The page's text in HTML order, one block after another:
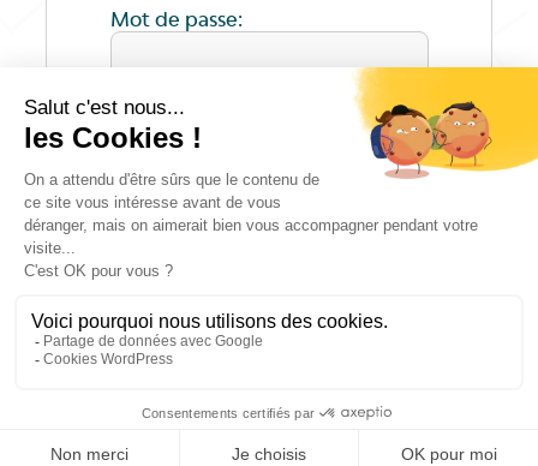
Mot de passe:
Mentions légales
Politique de confidentialité– Conception graphique et